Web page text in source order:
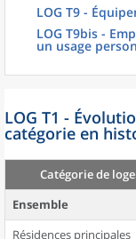
LOG T9 -
LOG T9bis -
un usage
LOG T1 -
catégorie en
Catégorie de
Ensemble
Résidences principales